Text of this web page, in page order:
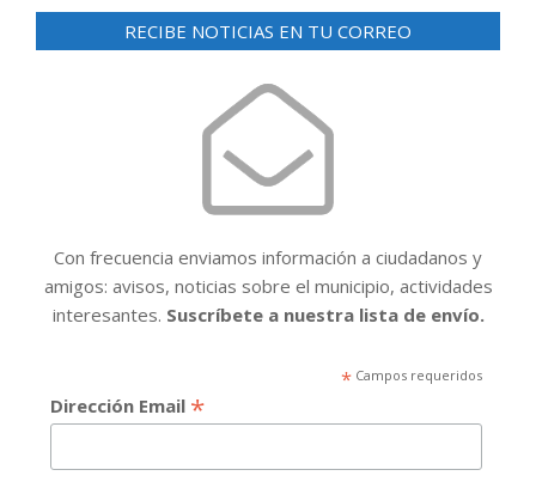
RECIBE NOTICIAS EN TU CORREO
Con frecuencia enviamos información a ciudadanos y
amigos: avisos, noticias sobre el municipio, actividades
interesantes. Suscríbete a nuestra lista de envío.
*Campos requeridos
Dirección Email *